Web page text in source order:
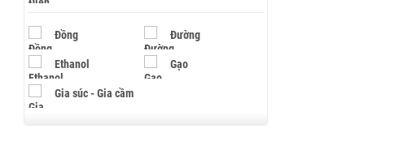
Đồng Đường
Ethanol Gạo
Gia súc - Gia cầm